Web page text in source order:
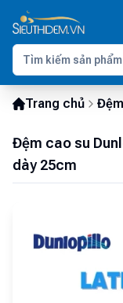
Trang chủ
Đệm cao su
dày 25cm